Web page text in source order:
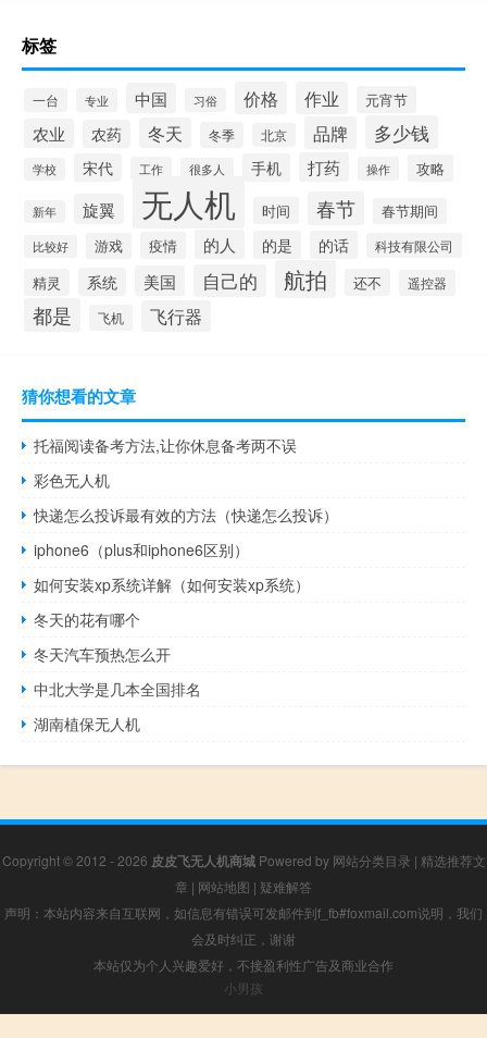
标签
一台 专业 中国 习俗 价格 作业 元宵节
农业 农药 冬天 冬季 北京 品牌 多少钱
学校 宋代 工作 很多人 手机 打药 操作 攻略
新年 旋翼 无人机 时间 春节 春节期间
比较好 游戏 疫情 的人 的是 的话 科技有限公司
精灵 系统 美国 自己的 航拍 还不 遥控器
都是 飞机 飞行器
猜你想看的文章
托福阅读备考方法,让你休息备考两不误
彩色无人机
快递怎么投诉最有效的方法（快递怎么投诉）
iphone6（plus和iphone6区别）
如何安装xp系统详解（如何安装xp系统）
冬天的花有哪个
冬天汽车预热怎么开
中北大学是几本全国排名
湖南植保无人机
Copyright © 2012 - 2026 皮皮飞无人机商城Powered by 网站分类目录 | 精选推荐文
章 | 网站地图 | 疑难解答
声明：本站内容来自互联网，如信息有错误可发邮件到f_fb#foxmail.com说明，我们
会及时纠正，谢谢
本站仅为个人兴趣爱好，不接盈利性广告及商业合作
小男孩